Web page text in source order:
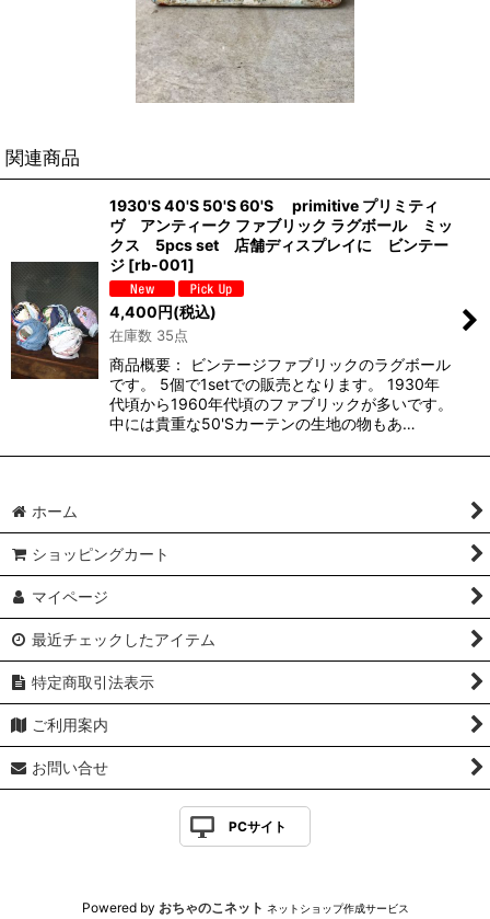
関連商品
1930'S 40'S 50'S 60'S primitive プリミティ
ヴ アンティーク ファブリック ラグボール ミッ
クス 5pcs set 店舗ディスプレイに ビンテー
ジ [rb-001]
4,400 円(税込)
在庫数 35点
商品概要： ビンテージファブリックのラグボール
です。 5個で1setでの販売となります。 1930年
代頃から1960年代頃のファブリックが多いです。
中には貴重な50'Sカーテンの生地の物もあ…
ホーム
ショッピングカート
マイページ
最近チェックしたアイテム
特定商取引法表示
ご利用案内
お問い合せ
PCサイト
Powered by おちゃのこネット ネットショップ作成サービス